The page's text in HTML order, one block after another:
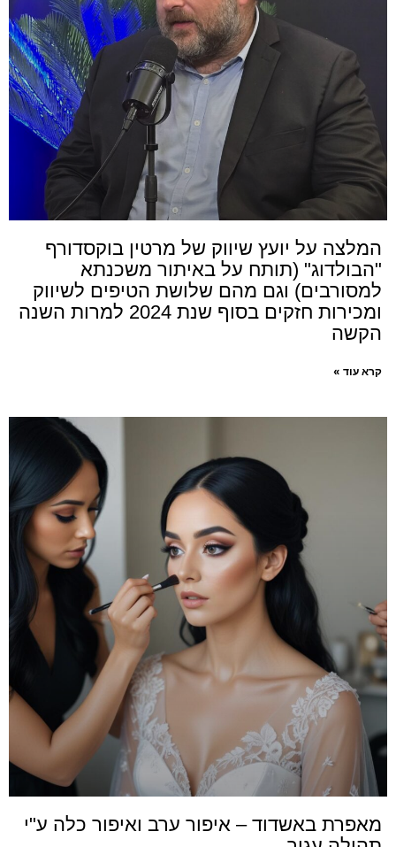
המלצה על יועץ שיווק של מרטין בוקסדורף
"הבולדוג" (תותח על באיתור משכנתא
למסורבים) וגם מהם שלושת הטיפים לשיווק
ומכירות ​חזקים בסוף שנת 2024 למרות השנה
הקשה
קרא עוד »
מאפרת באשדוד – איפור ערב ואיפור כלה ע"י